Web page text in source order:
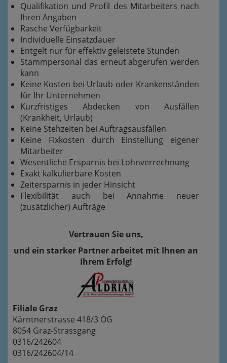
Qualifikation und Profil des Mitarbeiters nach
Ihren Angaben
Rasche Verfügbarkeit
Individuelle Einsatzdauer
Entgelt nur für effektiv geleistete Stunden
Stammpersonal das erneut abgerufen werden
kann
Keine Kosten bei Urlaub oder Krankenständen
für Ihr Unternehmen
Kurzfristiges Abdecken von Ausfällen
(Krankheit, Urlaub)
Keine Stehzeiten bei Auftragsausfällen
Keine Fixkosten durch Einstellung eigener
Mitarbeiter
Wesentliche Ersparnis bei Lohnverrechnung
Exakt kalkulierbare Kosten
Zeitersparnis in jeder Hinsicht
Flexibilität auch bei Annahme neuer
(zusätzlicher) Aufträge
Vertrauen Sie uns,
und ein starker Partner arbeitet mit Ihnen an
Ihrem Erfolg!
Filiale Graz
Kärntnerstrasse 418/3 OG
8054 Graz-Strassgang
0316/242604
0316/242604/14